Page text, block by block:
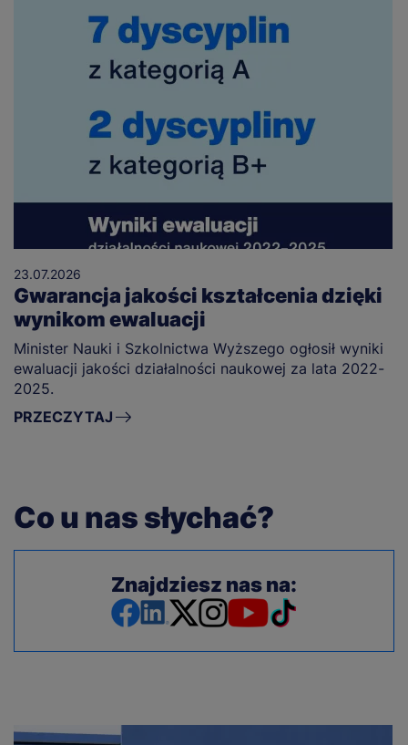
23.07.2026
Gwarancja jakości kształcenia dzięki
wynikom ewaluacji
Minister Nauki i Szkolnictwa Wyższego ogłosił wyniki
ewaluacji jakości działalności naukowej za lata 2022-
2025.
PRZECZYTAJ
Co u nas słychać?
Znajdziesz nas na: